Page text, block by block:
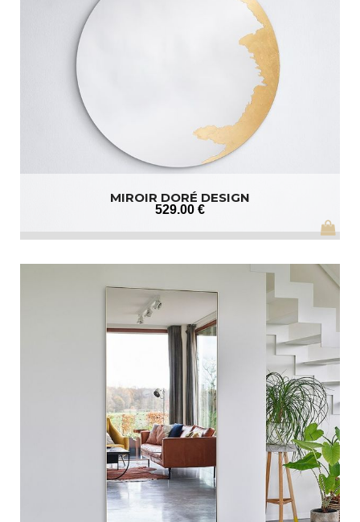
MIROIR DORÉ DESIGN
529.00 €